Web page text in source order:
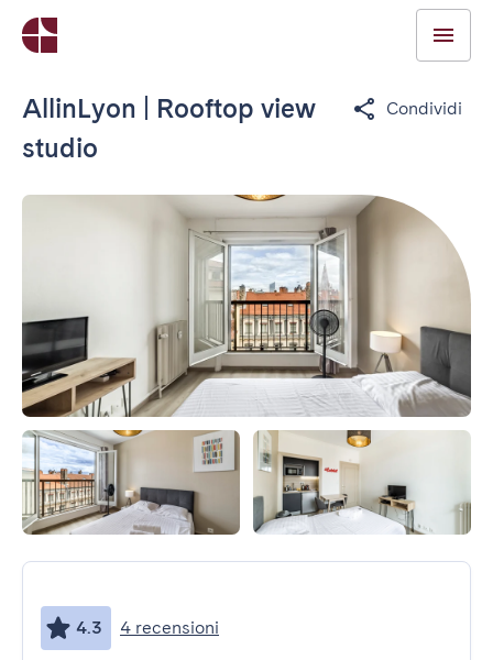
AllinLyon | Rooftop view
studio
Condividi
4.3 4 recensioni